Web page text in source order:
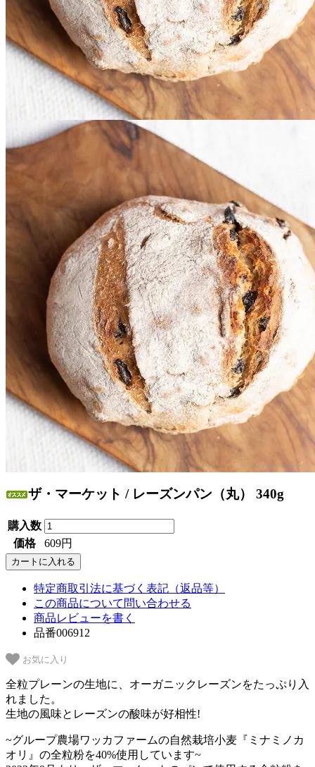
ザ・マーケット / レーズンパン（丸） 340g
購入数
価格
609円
特定商取引法に基づく表記（返品等）
この商品について問い合わせる
商品レビューを書く
品番006912
お気に入り
全粒プレーンの生地に、オーガニックレーズンをたっぷり入
れました。
生地の風味とレーズンの酸味が好相性!
~グループ農場ワッカファームの自然栽培小麦『ミナミノカ
オリ』の全粒粉を40%使用しています~